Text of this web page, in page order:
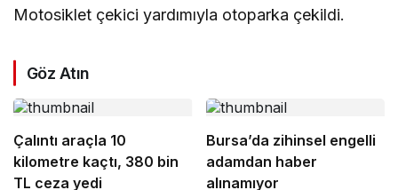
Motosiklet çekici yardımıyla otoparka çekildi.
Göz Atın
Çalıntı araçla 10
kilometre kaçtı, 380 bin
TL ceza yedi
Bursa’da zihinsel engelli
adamdan haber
alınamıyor